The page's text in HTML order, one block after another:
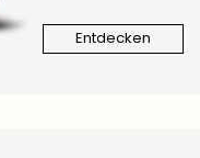
Entdecken